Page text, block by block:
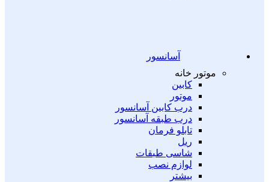
آسانسور
موتور خانه
کابین
موتور
درب کابین آسانسور
درب طبقه آسانسور
تابلو فرمان
ریل
شاسی طبقات
لوازم نصب
بیشتر